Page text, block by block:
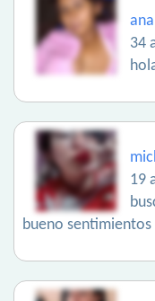
ana
34
19
bueno sentimientos